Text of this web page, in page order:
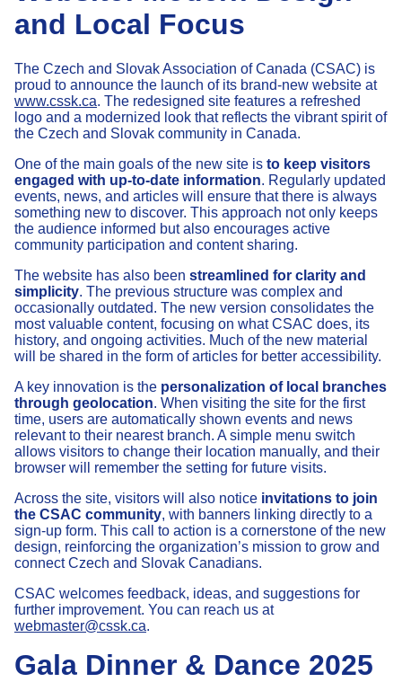
and Local Focus
The Czech and Slovak Association of Canada (CSAC) is
proud to announce the launch of its brand-new website at
www.cssk.ca. The redesigned site features a refreshed
logo and a modernized look that reflects the vibrant spirit of
the Czech and Slovak community in Canada.
One of the main goals of the new site is to keep visitors
engaged with up-to-date information. Regularly updated
events, news, and articles will ensure that there is always
something new to discover. This approach not only keeps
the audience informed but also encourages active
community participation and content sharing.
The website has also been streamlined for clarity and
simplicity. The previous structure was complex and
occasionally outdated. The new version consolidates the
most valuable content, focusing on what CSAC does, its
history, and ongoing activities. Much of the new material
will be shared in the form of articles for better accessibility.
A key innovation is the personalization of local branches
through geolocation. When visiting the site for the first
time, users are automatically shown events and news
relevant to their nearest branch. A simple menu switch
allows visitors to change their location manually, and their
browser will remember the setting for future visits.
Across the site, visitors will also notice invitations to join
the CSAC community, with banners linking directly to a
sign-up form. This call to action is a cornerstone of the new
design, reinforcing the organization’s mission to grow and
connect Czech and Slovak Canadians.
CSAC welcomes feedback, ideas, and suggestions for
further improvement. You can reach us at
webmaster@cssk.ca.
Gala Dinner & Dance 2025